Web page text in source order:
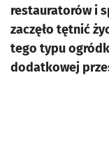
restauratorów i
zaczęło tętnić
tego typu
dodatkowej